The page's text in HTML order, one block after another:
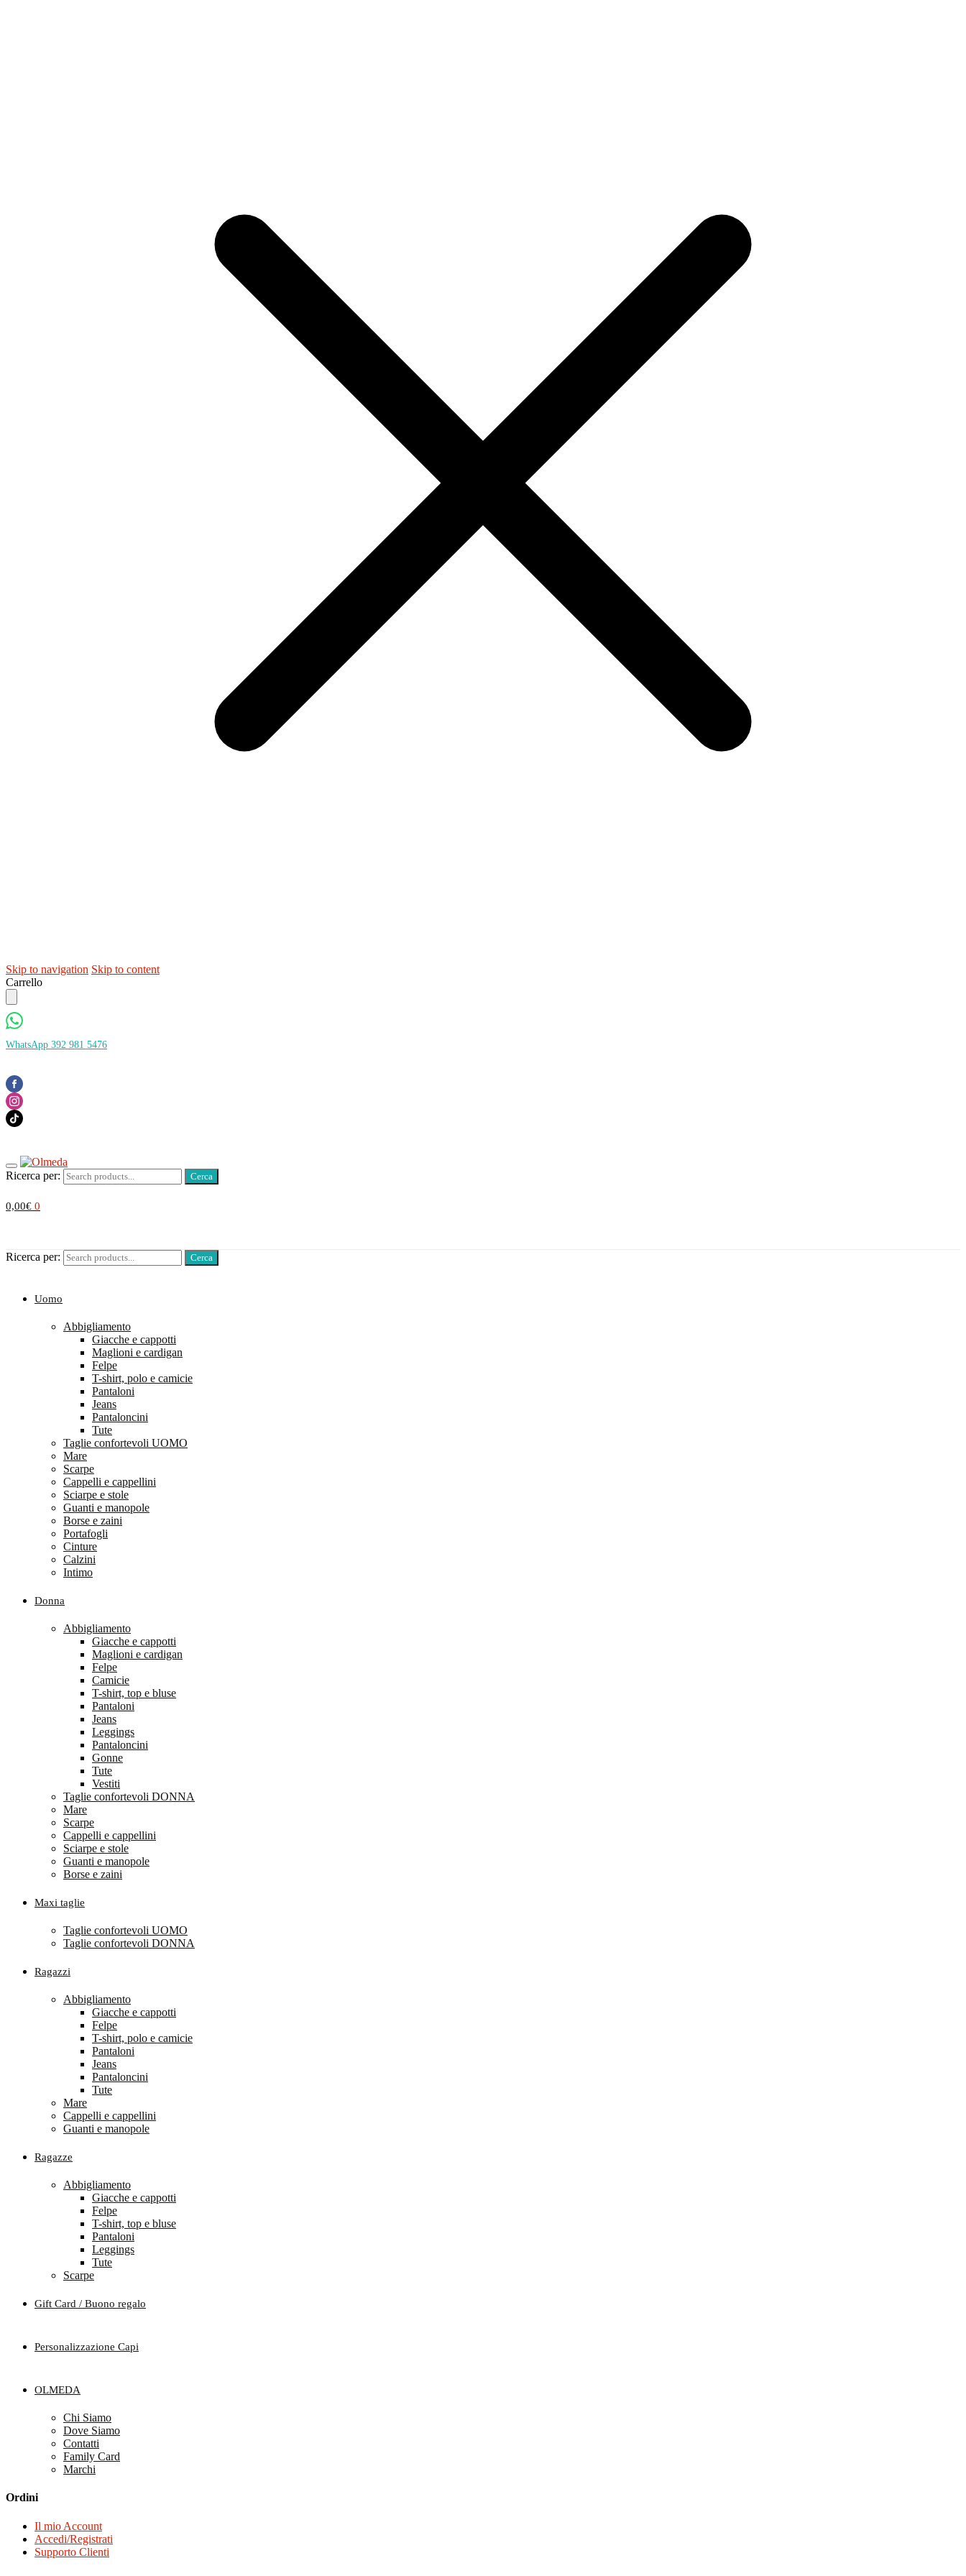
Skip to navigation Skip to content
Carrello
WhatsApp 392 981 5476
Ricerca per:
0,00€ 0
Ricerca per:
Uomo
Abbigliamento
Giacche e cappotti
Maglioni e cardigan
Felpe
T-shirt, polo e camicie
Pantaloni
Jeans
Pantaloncini
Tute
Taglie confortevoli UOMO
Mare
Scarpe
Cappelli e cappellini
Sciarpe e stole
Guanti e manopole
Borse e zaini
Portafogli
Cinture
Calzini
Intimo
Donna
Abbigliamento
Giacche e cappotti
Maglioni e cardigan
Felpe
Camicie
T-shirt, top e bluse
Pantaloni
Jeans
Leggings
Pantaloncini
Gonne
Tute
Vestiti
Taglie confortevoli DONNA
Mare
Scarpe
Cappelli e cappellini
Sciarpe e stole
Guanti e manopole
Borse e zaini
Maxi taglie
Taglie confortevoli UOMO
Taglie confortevoli DONNA
Ragazzi
Abbigliamento
Giacche e cappotti
Felpe
T-shirt, polo e camicie
Pantaloni
Jeans
Pantaloncini
Tute
Mare
Cappelli e cappellini
Guanti e manopole
Ragazze
Abbigliamento
Giacche e cappotti
Felpe
T-shirt, top e bluse
Pantaloni
Leggings
Tute
Scarpe
Gift Card / Buono regalo
Personalizzazione Capi
OLMEDA
Chi Siamo
Dove Siamo
Contatti
Family Card
Marchi
Ordini
Il mio Account
Accedi/Registrati
Supporto Clienti